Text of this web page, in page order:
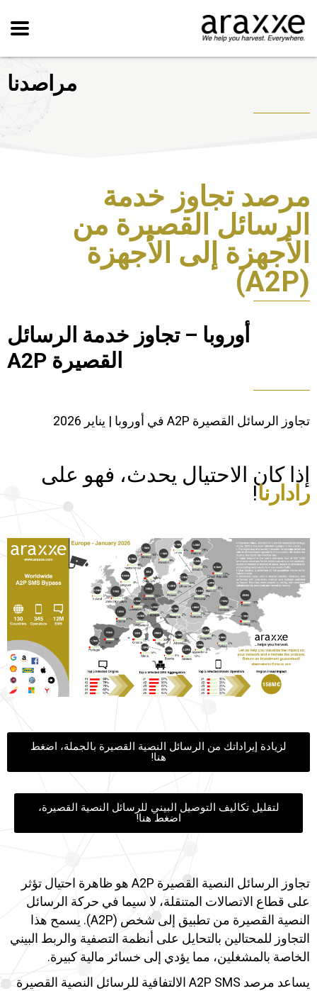
مراصدنا
مرصد تجاوز خدمة
الرسائل القصيرة من
الأجهزة إلى الأجهزة
(A2P)
أوروبا – تجاوز خدمة الرسائل
القصيرة A2P
تجاوز الرسائل القصيرة A2P في أوروبا | يناير 2026
إذا كان الاحتيال يحدث، فهو على
رادارنا!
لزيادة إيراداتك من الرسائل النصية القصيرة بالجملة، اضغط
هنا!
لتقليل تكاليف التوصيل البيني للرسائل النصية القصيرة،
اضغط هنا!
تجاوز الرسائل النصية القصيرة A2P هو ظاهرة احتيال تؤثر
على قطاع الاتصالات المتنقلة، لا سيما في حركة الرسائل
النصية القصيرة من تطبيق إلى شخص (A2P). يسمح هذا
التجاوز للمحتالين بالتحايل على أنظمة التصفية والربط البيني
الخاصة بالمشغلين، مما يؤدي إلى خسائر مالية كبيرة.
يساعد مرصد A2P SMS الالتفافية للرسائل النصية القصيرة